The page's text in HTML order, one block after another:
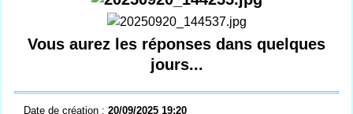
Vous aurez les réponses dans quelques
jours...
Date de création : 20/09/2025 19:20